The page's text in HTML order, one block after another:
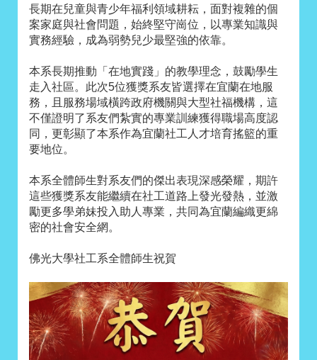
長期在兒童與青少年福利領域耕耘，面對複雜的個
案家庭與社會問題，始終堅守崗位，以專業知識與
實務經驗，成為弱勢兒少最堅強的依靠。
本系長期推動「在地實踐」的教學理念，鼓勵學生
走入社區。此次5位獲獎系友皆選擇在宜蘭在地服
務，且服務場域橫跨政府機關與大型社福機構，這
不僅證明了系友們紮實的專業訓練獲得職場高度認
同，更彰顯了本系作為宜蘭社工人才培育搖籃的重
要地位。
本系全體師生對系友們的傑出表現深感榮耀，期許
這些獲獎系友能繼續在社工道路上發光發熱，並激
勵更多學弟妹投入助人專業，共同為宜蘭編織更綿
密的社會安全網。
佛光大學社工系全體師生祝賀